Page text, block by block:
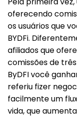
oferecendo
os usuários que
BYDFi.
afiliados que
comissões de
ByDFI você
referiu fizer
facilmente um
vida, que